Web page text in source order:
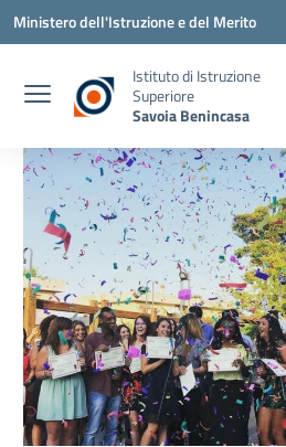
Vai ai contenuti
Vai al menu di navigazione
Vai al footer
Ministero dell'Istruzione e del Merito
Istituto di Istruzione
Superiore
Savoia Benincasa